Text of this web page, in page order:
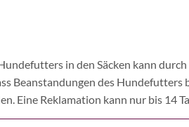
in den Säcken kann
Beanstandungen des
Eine Reklamation kann nur bis 14